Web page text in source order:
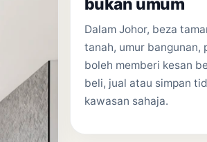
bukan umum
Dalam Johor, beza
tanah, umur bangunan,
boleh memberi kesan
beli, jual atau simpan
kawasan sahaja.